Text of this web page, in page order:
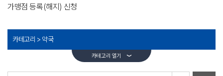
가맹점 등록(해지) 신청
카테고리 > 약국
카테고리 열기